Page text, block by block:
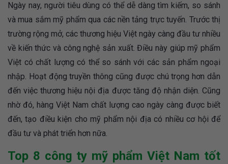
Ngày nay, người tiêu dùng có thể dễ dàng tìm kiếm, so sánh
và mua sắm mỹ phẩm qua các nền tảng trực tuyến. Trước thị
trường rộng mở, các thương hiệu Việt ngày càng đầu tư nhiều
về kiến thức và công nghệ sản xuất. Điều này giúp mỹ phẩm
Việt có chất lượng có thể so sánh với các sản phẩm ngoại
nhập. Hoạt động truyền thông cũng được chú trọng hơn dẫn
đến việc thương hiệu nội địa được tăng độ nhận diện. Cũng
nhờ đó, hàng Việt Nam chất lượng cao ngày càng được biết
đến, tạo điều kiện cho mỹ phẩm nội địa có nhiều cơ hội để
đầu tư và phát triển hơn nữa.
Top 8 công ty mỹ phẩm Việt Nam tốt